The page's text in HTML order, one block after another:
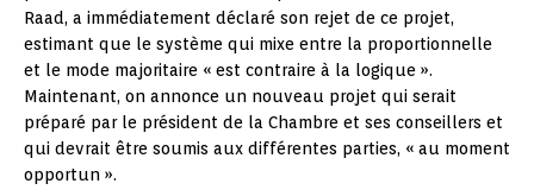
Raad, a immédiatement déclaré son rejet de ce projet,
estimant que le système qui mixe entre la proportionnelle
et le mode majoritaire « est contraire à la logique ».
Maintenant, on annonce un nouveau projet qui serait
préparé par le président de la Chambre et ses conseillers et
qui devrait être soumis aux différentes parties, « au moment
opportun ».